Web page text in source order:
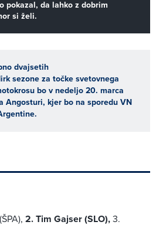
pokazal, da lahko z dobrim
si želi.
dvajsetih
sezone za točke svetovnega
bo v nedeljo 20. marca
Angosturi, kjer bo na sporedu VN
2. Tim Gajser (SLO),3.